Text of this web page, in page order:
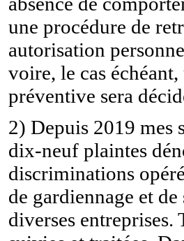
une procédure de
autorisation
voire, le cas échéant,
préventive sera
2) Depuis 2019 mes
dix-neuf plaintes
discriminations
de gardiennage et
diverses entreprises.